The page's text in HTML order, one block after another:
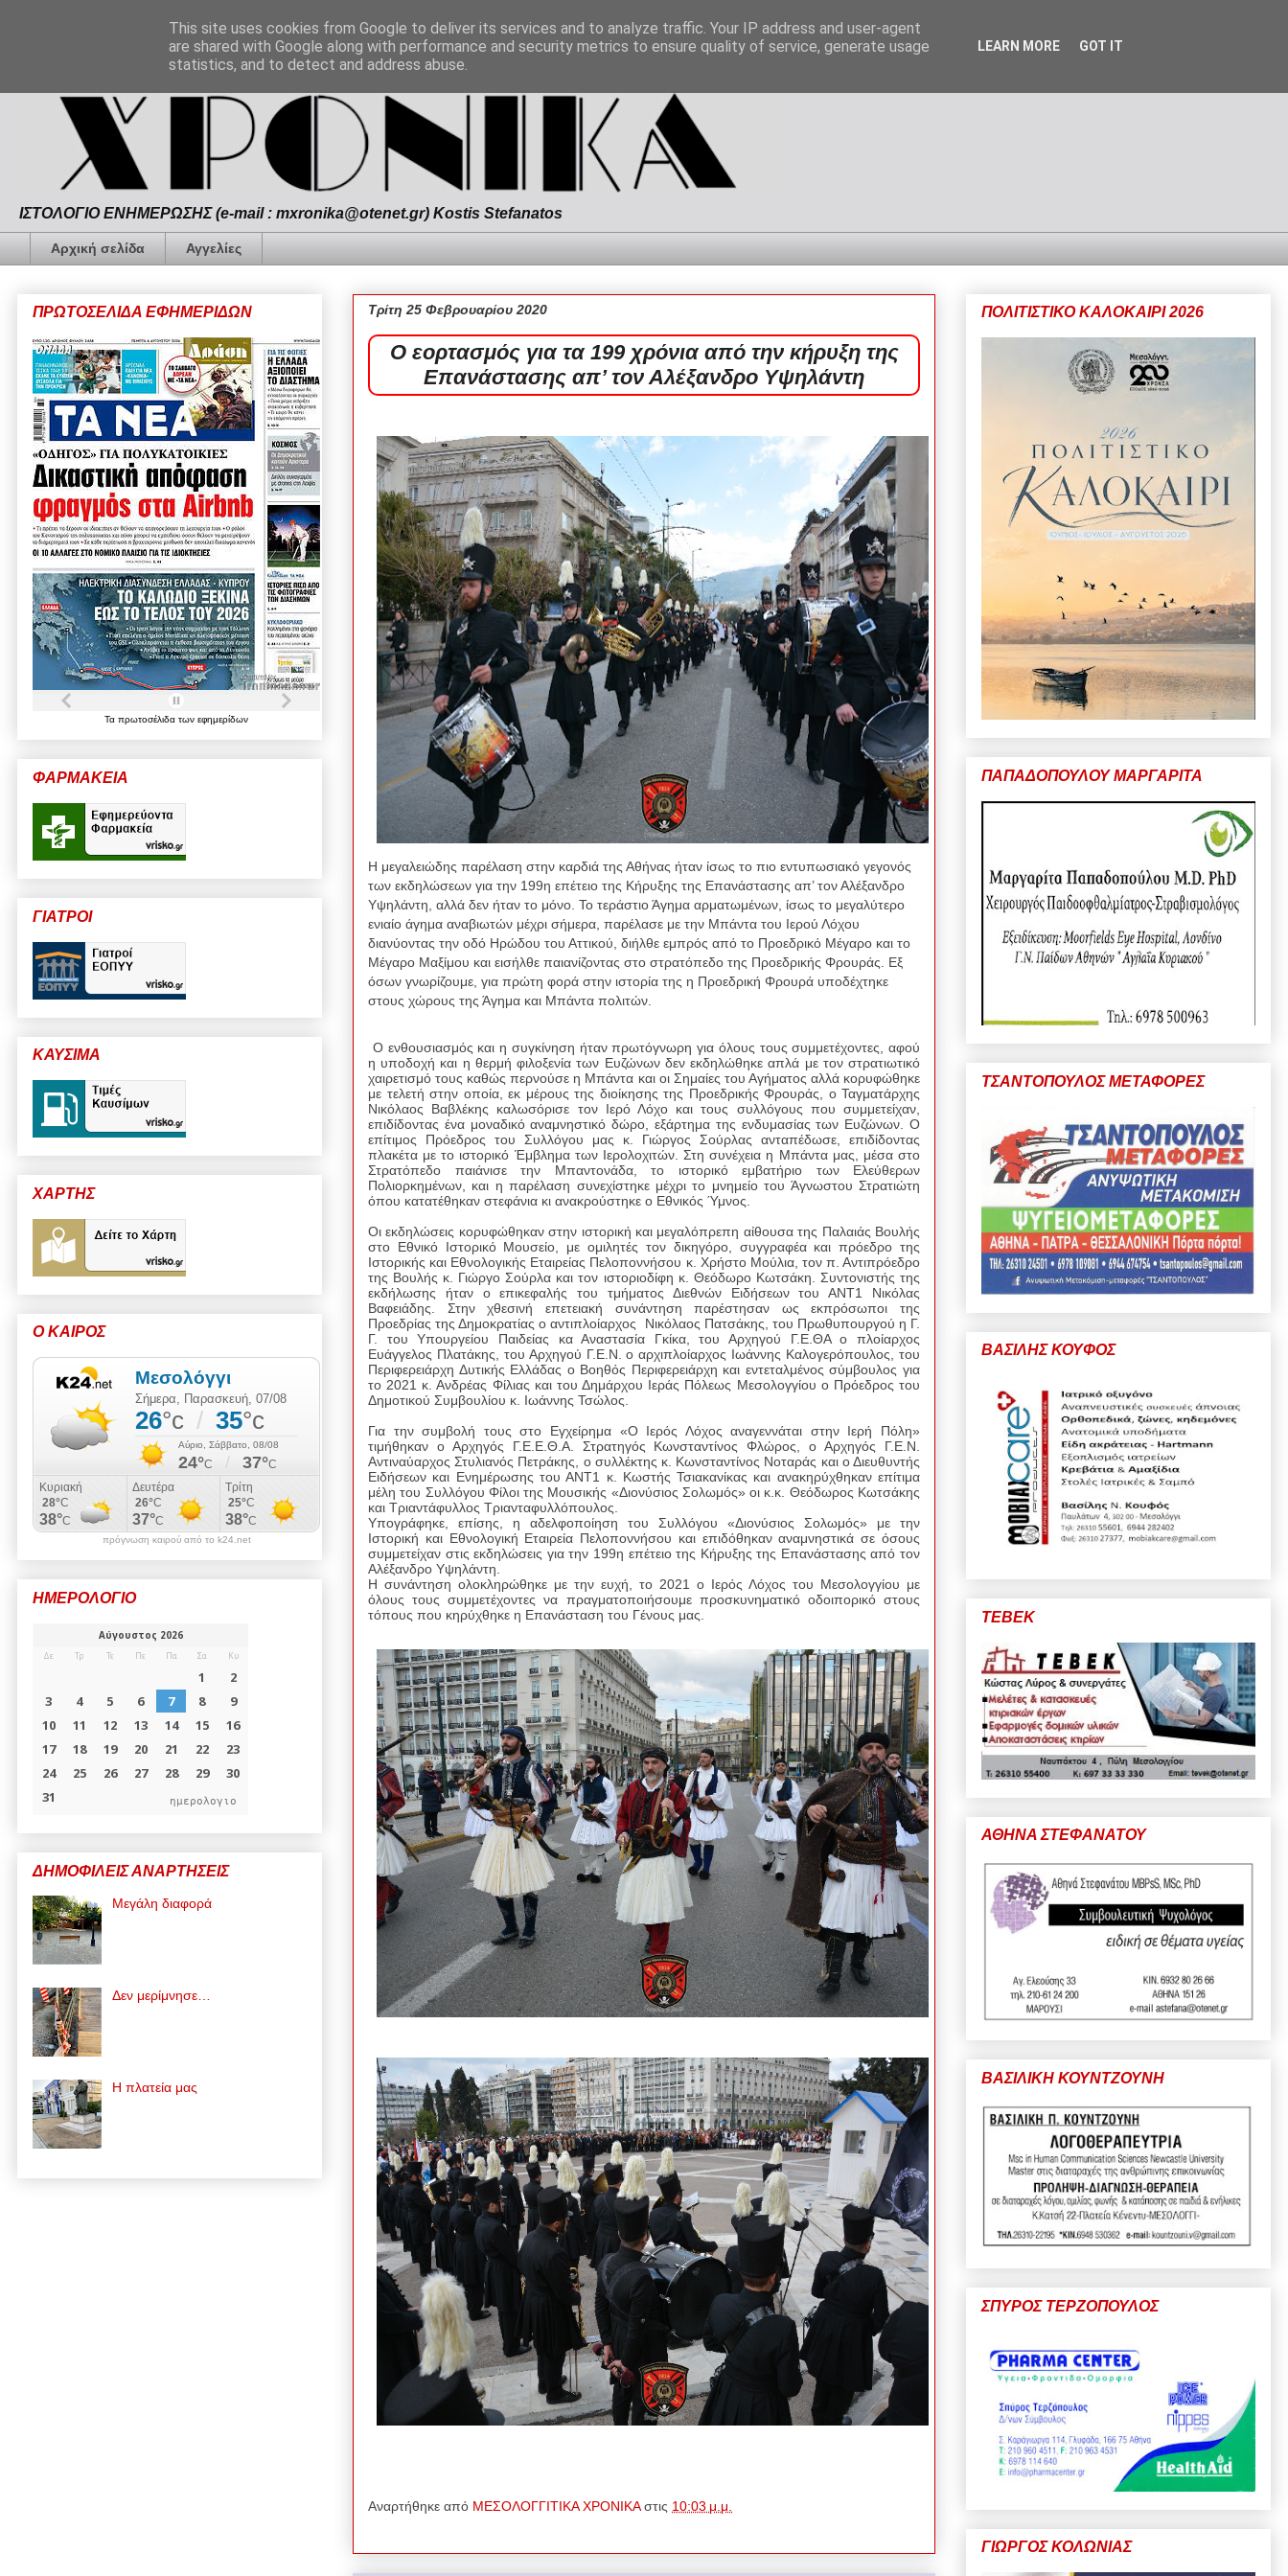
ΙΣΤΟΛΟΓΙΟ ΕΝΗΜΕΡΩΣΗΣ (e-mail : mxronika@otenet.gr) Kostis Stefanatos
Αρχική σελίδα Αγγελίες
Τρίτη 25 Φεβρουαρίου 2020
Ο εορτασμός για τα 199 χρόνια από την κήρυξη της
Επανάστασης απ’ τον Αλέξανδρο Υψηλάντη
Η μεγαλειώδης παρέλαση στην καρδιά της Αθήνας ήταν ίσως το πιο εντυπωσιακό γεγονός
των εκδηλώσεων για την 199η επέτειο της Κήρυξης της Επανάστασης απ’ τον Αλέξανδρο
Υψηλάντη, αλλά δεν ήταν το μόνο. Το τεράστιο Άγημα αρματωμένων, ίσως το μεγαλύτερο
ενιαίο άγημα αναβιωτών μέχρι σήμερα, παρέλασε με την Μπάντα του Ιερού Λόχου
διανύοντας την οδό Ηρώδου του Αττικού, διήλθε εμπρός από το Προεδρικό Μέγαρο και το
Μέγαρο Μαξίμου και εισήλθε παιανίζοντας στο στρατόπεδο της Προεδρικής Φρουράς. Εξ
όσων γνωρίζουμε, για πρώτη φορά στην ιστορία της η Προεδρική Φρουρά υποδέχτηκε
στους χώρους της Άγημα και Μπάντα πολιτών.
Ο ενθουσιασμός και η συγκίνηση ήταν πρωτόγνωρη για όλους τους συμμετέχοντες, αφού
η υποδοχή και η θερμή φιλοξενία των Ευζώνων δεν εκδηλώθηκε απλά με τον στρατιωτικό
χαιρετισμό τους καθώς περνούσε η Μπάντα και οι Σημαίες του Αγήματος αλλά κορυφώθηκε
με τελετή στην οποία, εκ μέρους της διοίκησης της Προεδρικής Φρουράς, ο Ταγματάρχης
Νικόλαος Βαβλέκης καλωσόρισε τον Ιερό Λόχο και τους συλλόγους που συμμετείχαν,
επιδίδοντας ένα μοναδικό αναμνηστικό δώρο, εξάρτημα της ενδυμασίας των Ευζώνων. Ο
επίτιμος Πρόεδρος του Συλλόγου μας κ. Γιώργος Σούρλας ανταπέδωσε, επιδίδοντας
πλακέτα με το ιστορικό Έμβλημα των Ιερολοχιτών. Στη συνέχεια η Μπάντα μας, μέσα στο
Στρατόπεδο παιάνισε την Μπαντονάδα, το ιστορικό εμβατήριο των Ελεύθερων
Πολιορκημένων, και η παρέλαση συνεχίστηκε μέχρι το μνημείο του Άγνωστου Στρατιώτη
όπου κατατέθηκαν στεφάνια κι ανακρούστηκε ο Εθνικός Ύμνος.
Οι εκδηλώσεις κορυφώθηκαν στην ιστορική και μεγαλόπρεπη αίθουσα της Παλαιάς Βουλής
στο Εθνικό Ιστορικό Μουσείο, με ομιλητές τον δικηγόρο, συγγραφέα και πρόεδρο της
Ιστορικής και Εθνολογικής Εταιρείας Πελοποννήσου κ. Χρήστο Μούλια, τον π. Αντιπρόεδρο
της Βουλής κ. Γιώργο Σούρλα και τον ιστοριοδίφη κ. Θεόδωρο Κωτσάκη. Συντονιστής της
εκδήλωσης ήταν ο επικεφαλής του τμήματος Διεθνών Ειδήσεων του ΑΝΤ1 Νικόλας
Βαφειάδης. Στην χθεσινή επετειακή συνάντηση παρέστησαν ως εκπρόσωποι της
Προεδρίας της Δημοκρατίας ο αντιπλοίαρχος Νικόλαος Πατσάκης, του Πρωθυπουργού η Γ.
Γ. του Υπουργείου Παιδείας κα Αναστασία Γκίκα, του Αρχηγού Γ.Ε.ΘΑ ο πλοίαρχος
Ευάγγελος Πλατάκης, του Αρχηγού Γ.Ε.Ν. ο αρχιπλοίαρχος Ιωάννης Καλογερόπουλος, του
Περιφερειάρχη Δυτικής Ελλάδας ο Βοηθός Περιφερειάρχη και εντεταλμένος σύμβουλος για
το 2021 κ. Ανδρέας Φίλιας και του Δημάρχου Ιεράς Πόλεως Μεσολογγίου ο Πρόεδρος του
Δημοτικού Συμβουλίου κ. Ιωάννης Τσώλος.
Για την συμβολή τους στο Εγχείρημα «Ο Ιερός Λόχος αναγεννάται στην Ιερή Πόλη»
τιμήθηκαν ο Αρχηγός Γ.Ε.Ε.Θ.Α. Στρατηγός Κωνσταντίνος Φλώρος, ο Αρχηγός Γ.Ε.Ν.
Αντιναύαρχος Στυλιανός Πετράκης, ο συλλέκτης κ. Κωνσταντίνος Νοταράς και ο Διευθυντής
Ειδήσεων και Ενημέρωσης του ΑΝΤ1 κ. Κωστής Τσιακανίκας και ανακηρύχθηκαν επίτιμα
μέλη του Συλλόγου Φίλοι της Μουσικής «Διονύσιος Σολωμός» οι κ.κ. Θεόδωρος Κωτσάκης
και Τριαντάφυλλος Τριανταφυλλόπουλος.
Υπογράφηκε, επίσης, η αδελφοποίηση του Συλλόγου «Διονύσιος Σολωμός» με την
Ιστορική και Εθνολογική Εταιρεία Πελοποννήσου και επιδόθηκαν αναμνηστικά σε όσους
συμμετείχαν στις εκδηλώσεις για την 199η επέτειο της Κήρυξης της Επανάστασης από τον
Αλέξανδρο Υψηλάντη.
Η συνάντηση ολοκληρώθηκε με την ευχή, το 2021 ο Ιερός Λόχος του Μεσολογγίου με
όλους τους συμμετέχοντες να πραγματοποιήσουμε προσκυνηματικό οδοιπορικό στους
τόπους που κηρύχθηκε η Επανάσταση του Γένους μας.
Αναρτήθηκε από ΜΕΣΟΛΟΓΓΙΤΙΚΑ ΧΡΟΝΙΚΑ στις 10:03 μ.μ.
ΠΡΩΤΟΣΕΛΙΔΑ ΕΦΗΜΕΡΙΔΩΝ
Τα πρωτοσέλιδα των εφημερίδων
ΦΑΡΜΑΚΕΙΑ
ΓΙΑΤΡΟΙ
ΚΑΥΣΙΜΑ
ΧΑΡΤΗΣ
Ο ΚΑΙΡΟΣ
πρόγνωση καιρού από το k24.net
ΗΜΕΡΟΛΟΓΙΟ
ημερολογιο
ΔΗΜΟΦΙΛΕΙΣ ΑΝΑΡΤΗΣΕΙΣ
Μεγάλη διαφορά
Δεν μερίμνησε…
Η πλατεία μας
ΠΟΛΙΤΙΣΤΙΚΟ ΚΑΛΟΚΑΙΡΙ 2026
ΠΑΠΑΔΟΠΟΥΛΟΥ ΜΑΡΓΑΡΙΤΑ
ΤΣΑΝΤΟΠΟΥΛΟΣ ΜΕΤΑΦΟΡΕΣ
ΒΑΣΙΛΗΣ ΚΟΥΦΟΣ
ΤΕΒΕΚ
ΑΘΗΝΑ ΣΤΕΦΑΝΑΤΟΥ
ΒΑΣΙΛΙΚΗ ΚΟΥΝΤΖΟΥΝΗ
ΣΠΥΡΟΣ ΤΕΡΖΟΠΟΥΛΟΣ
ΓΙΩΡΓΟΣ ΚΟΛΩΝΙΑΣ
This site uses cookies from Google to deliver its services and to analyze traffic. Your IP address and user-agent
are shared with Google along with performance and security metrics to ensure quality of service, generate usage
statistics, and to detect and address abuse.
LEARN MORE GOT IT